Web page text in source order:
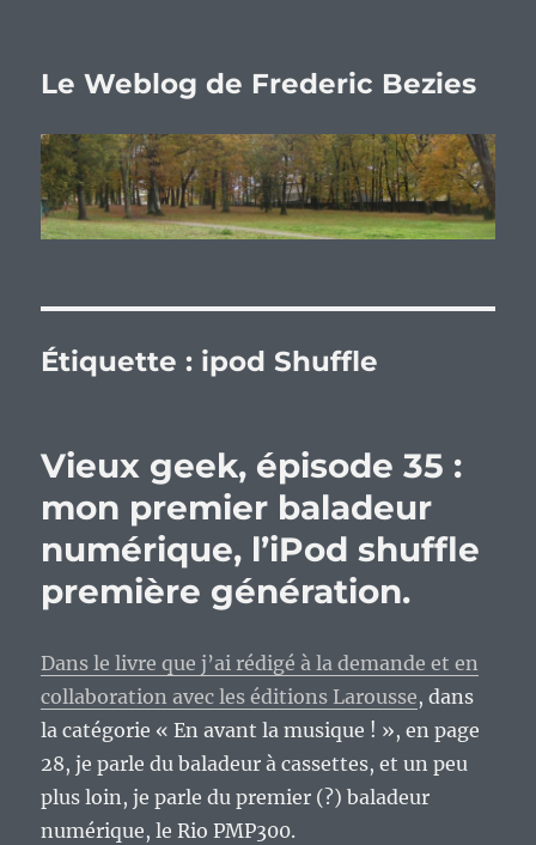
Le Weblog de Frederic Bezies
Étiquette : ipod Shuffle
Vieux geek, épisode 35 :
mon premier baladeur
numérique, l’iPod shuffle
première génération.
Dans le livre que j’ai rédigé à la demande et en
collaboration avec les éditions Larousse, dans
la catégorie « En avant la musique ! », en page
28, je parle du baladeur à cassettes, et un peu
plus loin, je parle du premier (?) baladeur
numérique, le Rio PMP300.